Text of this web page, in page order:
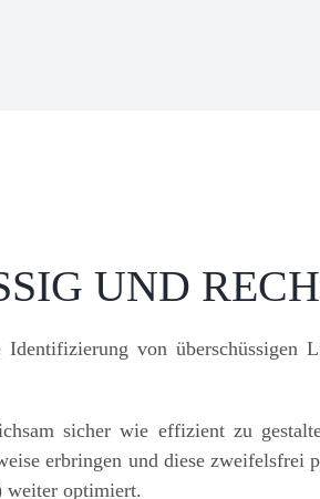
UND
Identifizierung von überschüssigen
sicher wie effizient zu
erbringen und diese
weiter optimiert.